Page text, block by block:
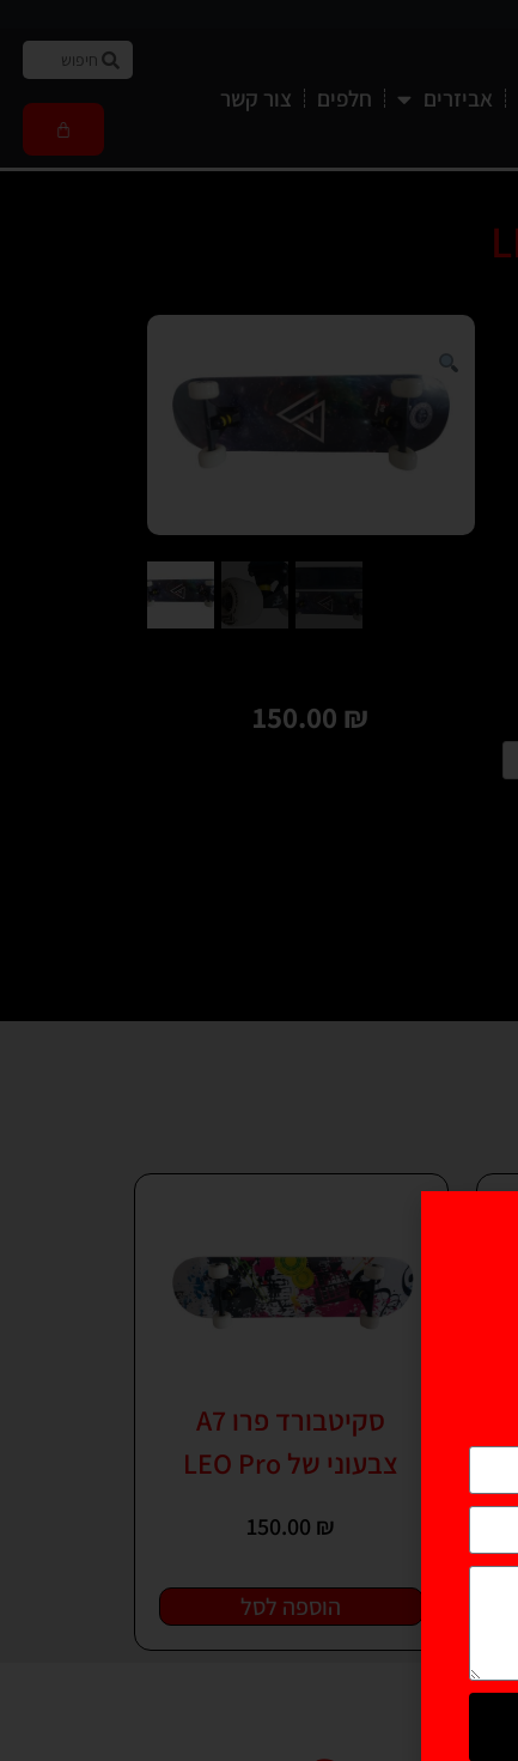
אביזרים חלפים צור קשר
150.00 ₪
סקיטבורד פרו A7
צבעוני של LEO Pro
150.00 ₪
הוספה לסל